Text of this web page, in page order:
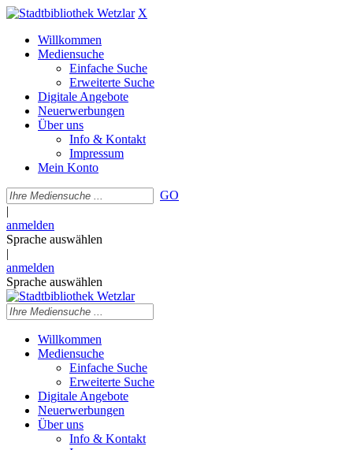
X
Willkommen
Mediensuche
Einfache Suche
Erweiterte Suche
Digitale Angebote
Neuerwerbungen
Über uns
Info & Kontakt
Impressum
Mein Konto
GO
|
anmelden
Sprache auswählen
|
anmelden
Sprache auswählen
Willkommen
Mediensuche
Einfache Suche
Erweiterte Suche
Digitale Angebote
Neuerwerbungen
Über uns
Info & Kontakt